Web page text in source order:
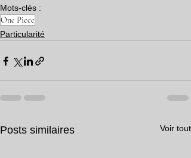
Mots-clés :
One Piece
Particularité
Posts similaires Voir tout